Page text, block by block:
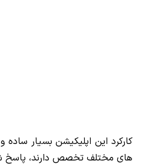
کارکرد این اپلیکیشن بسیار
های مختلف تخصص دارند، پاسخ